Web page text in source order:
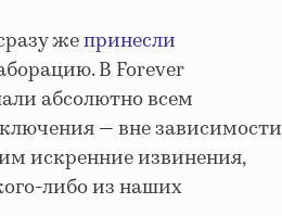
жепринесли
В Forever
абсолютно всем
— вне зависимости
искренние извинения,
либо из наших